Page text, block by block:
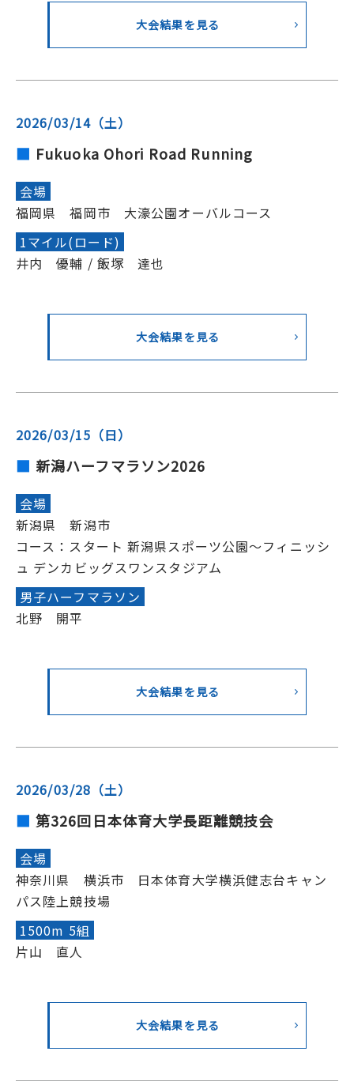
大会結果を見る
2026/03/14（土）
Fukuoka Ohori Road Running
会場
福岡県 福岡市 大濠公園オーバルコース
1マイル(ロード)
井内 優輔 / 飯塚 達也
大会結果を見る
2026/03/15（日）
新潟ハーフマラソン2026
会場
新潟県 新潟市
コース：スタート 新潟県スポーツ公園～フィニッシ
ュ デンカビッグスワンスタジアム
男子ハーフマラソン
北野 開平
大会結果を見る
2026/03/28（土）
第326回日本体育大学長距離競技会
会場
神奈川県 横浜市 日本体育大学横浜健志台キャン
パス陸上競技場
1500m 5組
片山 直人
大会結果を見る